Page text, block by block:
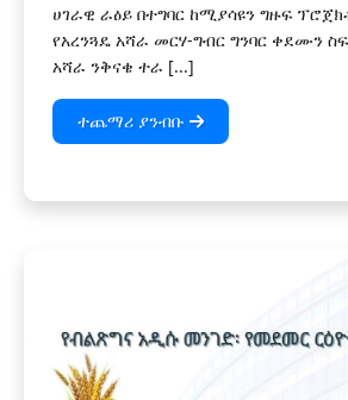
ሀገራዊ ራዕይ በተግባር ከሚያሳዩን ግዙፍ
የአረንጓዴ አሻራ መርሃ-ግብር ግንባር ቀደሙን
አሻራ ንቅናቄ ተራ [...]
ተጨማሪ ያንብቡ